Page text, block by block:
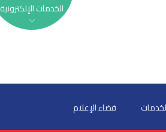
الخدمات الإلكترونية
فضاء الإعلام